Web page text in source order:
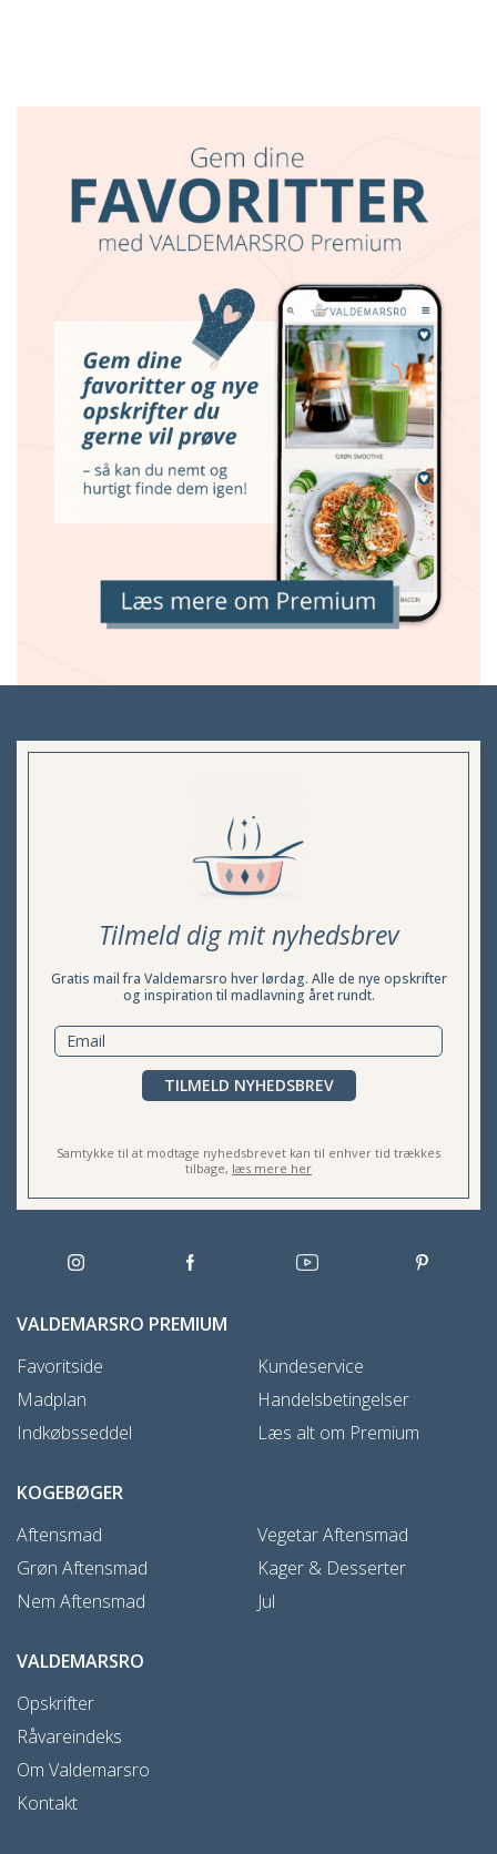
Tilmeld dig mit nyhedsbrev
Gratis mail fra Valdemarsro hver lørdag. Alle de nye opskrifter
og inspiration til madlavning året rundt.
TILMELD NYHEDSBREV
Samtykke til at modtage nyhedsbrevet kan til enhver tid trækkes
tilbage, læs mere her
VALDEMARSRO PREMIUM
Favoritside
Madplan
Indkøbsseddel
Kundeservice
Handelsbetingelser
Læs alt om Premium
KOGEBØGER
Aftensmad
Grøn Aftensmad
Nem Aftensmad
Vegetar Aftensmad
Kager & Desserter
Jul
VALDEMARSRO
Opskrifter
Råvareindeks
Om Valdemarsro
Kontakt